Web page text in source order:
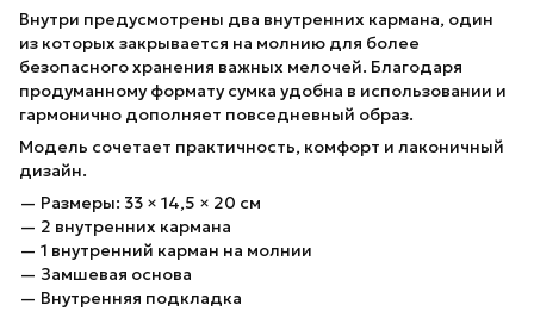
Внутри предусмотрены два внутренних кармана, один
из которых закрывается на молнию для более
безопасного хранения важных мелочей. Благодаря
продуманному формату сумка удобна в использовании и
гармонично дополняет повседневный образ.
Модель сочетает практичность, комфорт и лаконичный
дизайн.
— Размеры: 33 × 14,5 × 20 см
— 2 внутренних кармана
— 1 внутренний карман на молнии
— Замшевая основа
— Внутренняя подкладка